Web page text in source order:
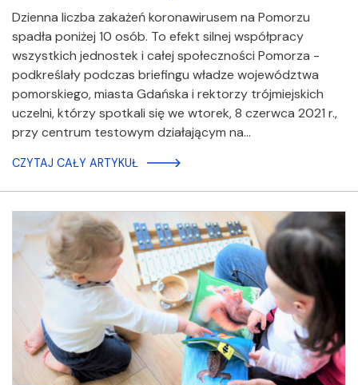
Dzienna liczba zakażeń koronawirusem na Pomorzu
spadła poniżej 10 osób. To efekt silnej współpracy
wszystkich jednostek i całej społeczności Pomorza -
podkreślały podczas briefingu władze województwa
pomorskiego, miasta Gdańska i rektorzy trójmiejskich
uczelni, którzy spotkali się we wtorek, 8 czerwca 2021 r.,
przy centrum testowym działającym na…
CZYTAJ CAŁY ARTYKUŁ